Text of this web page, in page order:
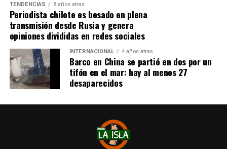
TENDENCIAS 8 años atras
Periodista chilote es besado en plena
transmisión desde Rusia y genera
opiniones divididas en redes sociales
INTERNACIONAL 4 años atras
Barco en China se partió en dos por un
tifón en el mar: hay al menos 27
desaparecidos